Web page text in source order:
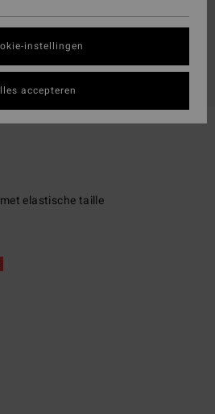
elastische taille
instellingen
accepteren